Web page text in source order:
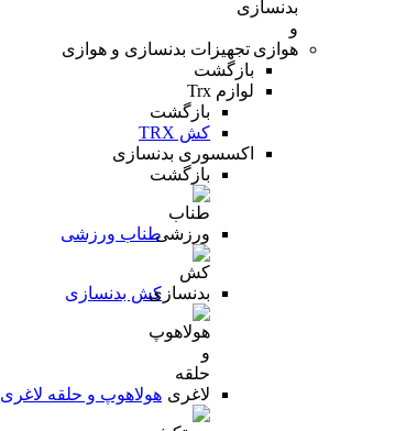
تجهیزات بدنسازی و هوازی
بازگشت
لوازم Trx
بازگشت
کش TRX
اکسسوری بدنسازی
بازگشت
طناب ورزشی
کش بدنسازی
هولاهوپ و حلقه لاغری